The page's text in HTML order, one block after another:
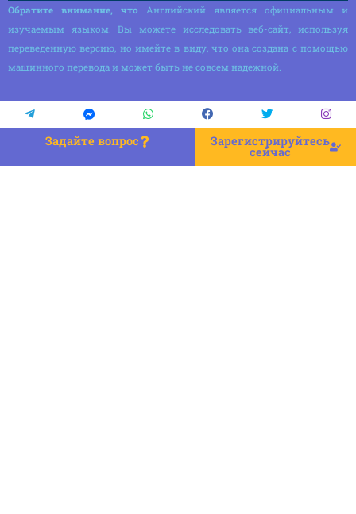
Обратите внимание, что Английский является официальным и
изучаемым языком. Вы можете исследовать веб-сайт, используя
переведенную версию, но имейте в виду, что она создана с помощью
машинного перевода и может быть не совсем надежной.
Задайте вопрос Зарегистрируйтесь
сейчас